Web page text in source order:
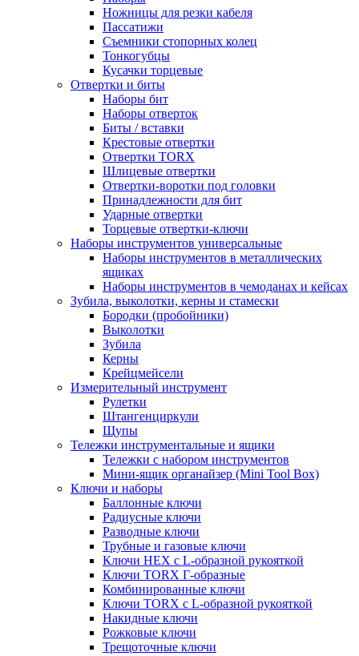
Ножницы для резки кабеля
Пассатижи
Съемники стопорных колец
Тонкогубцы
Кусачки торцевые
Отвертки и биты
Наборы бит
Наборы отверток
Биты / вставки
Крестовые отвертки
Отвертки TORX
Шлицевые отвертки
Отвертки-воротки под головки
Принадлежности для бит
Ударные отвертки
Торцевые отвертки-ключи
Наборы инструментов универсальные
Наборы инструментов в металлических
ящиках
Наборы инструментов в чемоданах и кейсах
Зубила, выколотки, керны и стамески
Бородки (пробойники)
Выколотки
Зубила
Керны
Крейцмейсели
Измерительный инструмент
Рулетки
Штангенциркули
Щупы
Тележки инструментальные и ящики
Тележки с набором инструментов
Мини-ящик органайзер (Mini Tool Box)
Ключи и наборы
Баллонные ключи
Радиусные ключи
Разводные ключи
Трубные и газовые ключи
Ключи HEX с L-образной рукояткой
Ключи TORX Г-образные
Комбинированные ключи
Ключи TORX с L-образной рукояткой
Накидные ключи
Рожковые ключи
Трещоточные ключи